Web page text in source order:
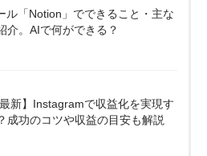
ル「Notion」でできること・主な
介。AIで何ができる？
最新】Instagramで収益化を実現す
成功のコツや収益の目安も解説